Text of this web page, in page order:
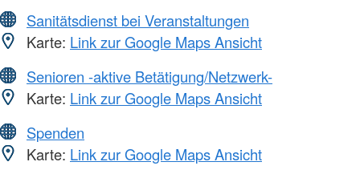
Sanitätsdienst bei Veranstaltungen
Karte: Link zur Google Maps Ansicht
Senioren -aktive Betätigung/Netzwerk-
Karte: Link zur Google Maps Ansicht
Spenden
Karte: Link zur Google Maps Ansicht